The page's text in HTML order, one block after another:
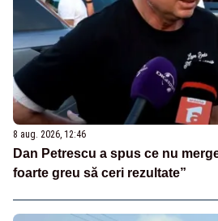
8 aug. 2026, 12:46
Dan Petrescu a spus ce nu
foarte greu să ceri rezultate”